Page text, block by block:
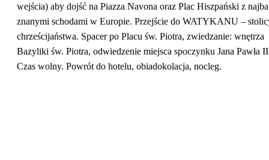
wejścia) aby dojść na Piazza Navona oraz Plac Hiszpański z
znanymi schodami w Europie. Przejście do WATYKANU –
chrześcijaństwa. Spacer po Placu św. Piotra, zwiedzanie: wnętrza
Bazyliki św. Piotra, odwiedzenie miejsca spoczynku Jana Pawła
Czas wolny. Powrót do hotelu, obiadokolacja, nocleg.